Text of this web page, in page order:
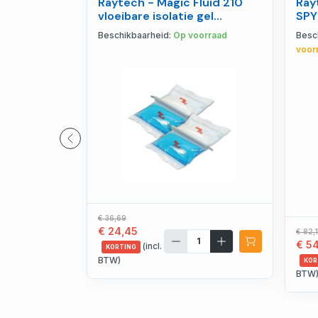
vloeibare isolatie gel
IP68/IMQ (210 gram) -
100210-MAG
Beschikbaarheid: Op voorraad
€ 36,69
€ 24,45
KORTING
(incl.
BTW)
€
€
BTW)